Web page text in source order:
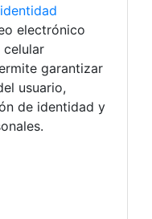
electrónico
celular
garantizar
usuario,
de identidad y